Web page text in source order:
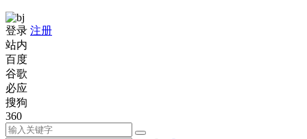
登录 注册
站内
百度
谷歌
必应
搜狗
360